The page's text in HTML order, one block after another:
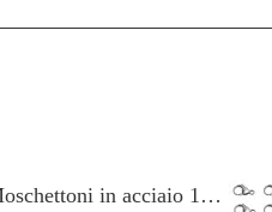
Moschettoni in acciaio 10 mm pacco 20 pz